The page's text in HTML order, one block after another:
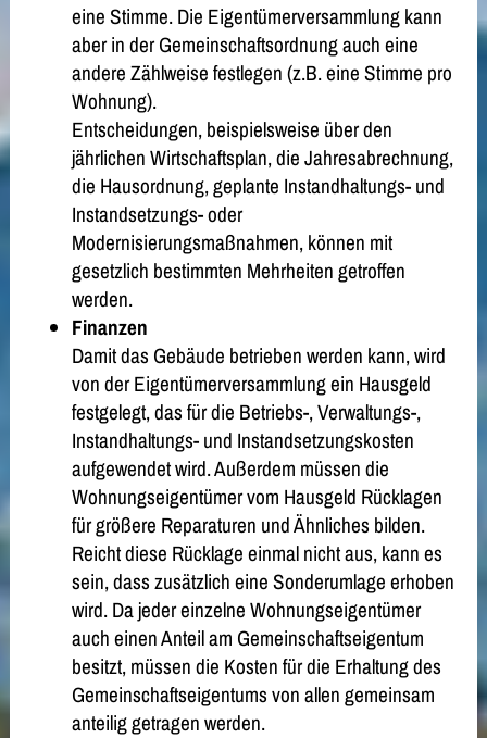
eine Stimme. Die Eigentümerversammlung kann
aber in der Gemeinschaftsordnung auch eine
andere Zählweise festlegen (z.B. eine Stimme pro
Wohnung).
Entscheidungen, beispielsweise über den
jährlichen Wirtschaftsplan, die Jahresabrechnung,
die Hausordnung, geplante Instandhaltungs- und
Instandsetzungs- oder
Modernisierungsmaßnahmen, können mit
gesetzlich bestimmten Mehrheiten getroffen
werden.
Finanzen
Damit das Gebäude betrieben werden kann, wird
von der Eigentümerversammlung ein Hausgeld
festgelegt, das für die Betriebs-, Verwaltungs-,
Instandhaltungs- und Instandsetzungskosten
aufgewendet wird. Außerdem müssen die
Wohnungseigentümer vom Hausgeld Rücklagen
für größere Reparaturen und Ähnliches bilden.
Reicht diese Rücklage einmal nicht aus, kann es
sein, dass zusätzlich eine Sonderumlage erhoben
wird. Da jeder einzelne Wohnungseigentümer
auch einen Anteil am Gemeinschaftseigentum
besitzt, müssen die Kosten für die Erhaltung des
Gemeinschaftseigentums von allen gemeinsam
anteilig getragen werden.